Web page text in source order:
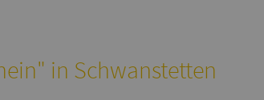
in Schwanstetten